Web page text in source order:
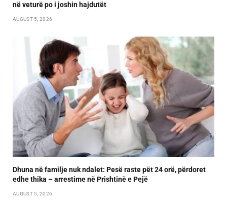
në veturë po i joshin hajdutët
AUGUST 5, 2026
Dhuna në familje nuk ndalet: Pesë raste pët 24 orë, përdoret
edhe thika – arrestime në Prishtinë e Pejë
AUGUST 5, 2026